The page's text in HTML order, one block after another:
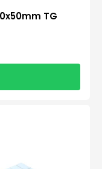
TG